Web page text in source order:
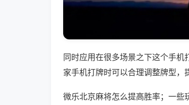
同时应用在很多场景之下这个手
家手机打牌时可以合理调整牌型，
微乐北京麻将怎么提高胜率；一些